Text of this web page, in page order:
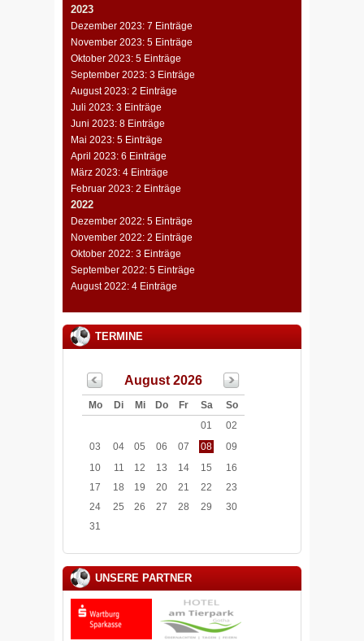
2023
Dezember 2023: 7 Einträge
November 2023: 5 Einträge
Oktober 2023: 5 Einträge
September 2023: 3 Einträge
August 2023: 2 Einträge
Juli 2023: 3 Einträge
Juni 2023: 8 Einträge
Mai 2023: 5 Einträge
April 2023: 6 Einträge
März 2023: 4 Einträge
Februar 2023: 2 Einträge
2022
Dezember 2022: 5 Einträge
November 2022: 2 Einträge
Oktober 2022: 3 Einträge
September 2022: 5 Einträge
August 2022: 4 Einträge
TERMINE
August 2026
Mo Di Mi Do Fr Sa
So
01
02
03
04 05 06 07 08
09
10
11 12 13 14 15
16
17
18 19 20 21 22
23
24
25 26 27 28 29
30
31
UNSERE PARTNER